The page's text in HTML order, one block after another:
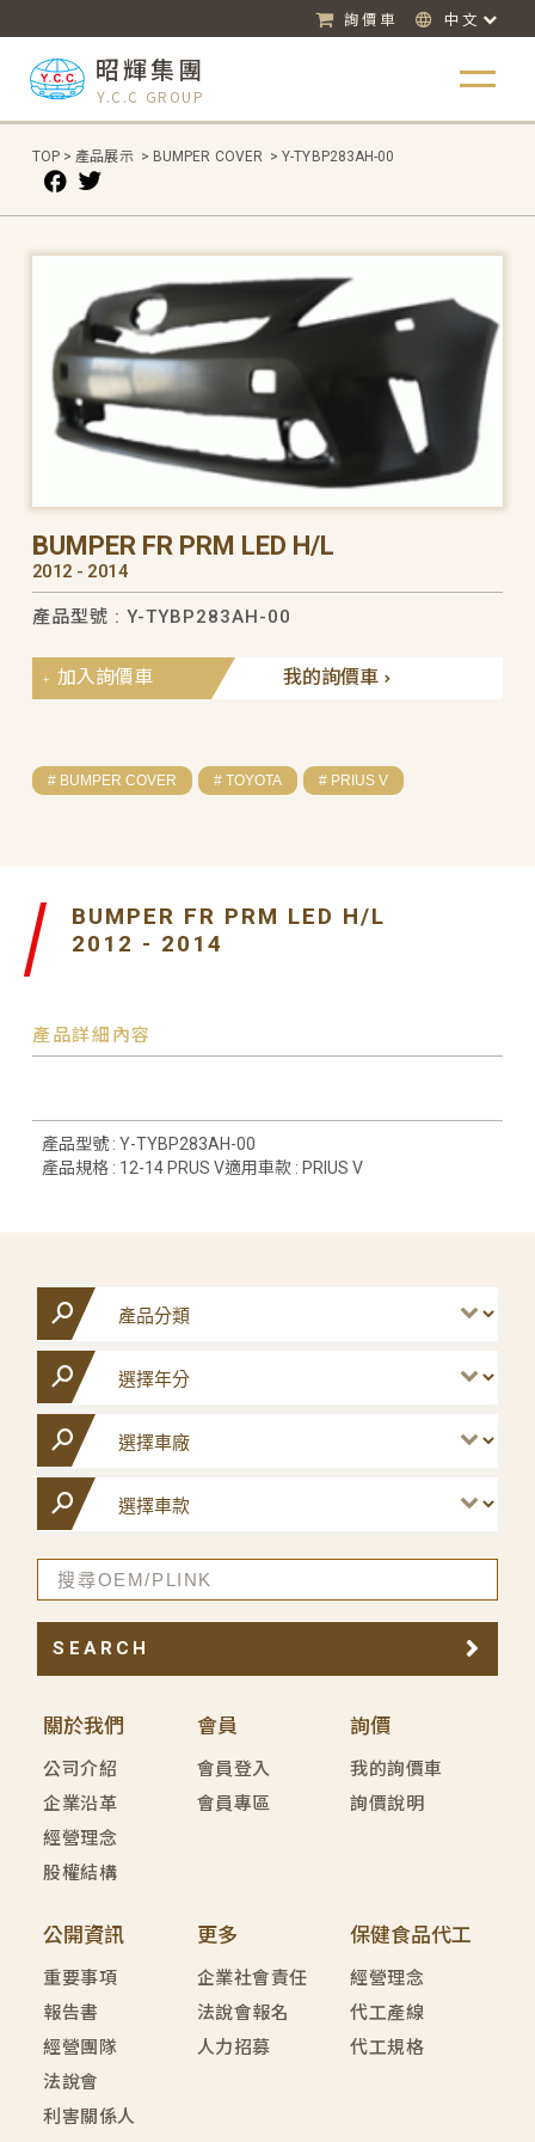
詢價車 中文
昭輝集團
Y.C.C GROUP
TOP > 產品展示 > BUMPER COVER > Y-TYBP283AH-00
BUMPER FR PRM LED H/L
2012 - 2014
產品型號 : Y-TYBP283AH-00
我的詢價車
加入詢價車
# BUMPER COVER # TOYOTA # PRIUS V
BUMPER FR PRM LED H/L
2012 - 2014
產品詳細內容
產品型號 : Y-TYBP283AH-00
產品規格 : 12-14 PRUS V適用車款 : PRIUS V
關於我們
公司介紹
企業沿革
經營理念
股權結構
會員
會員登入
會員專區
詢價
我的詢價車
詢價說明
公開資訊
重要事項
報告書
經營團隊
法說會
利害關係人
更多
企業社會責任
法說會報名
人力招募
保健食品代工
經營理念
代工產線
代工規格
SEARCH